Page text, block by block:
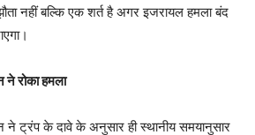
नहीं बल्कि एक शर्त है अगर इजरायल हमला बंद
रोका हमला
ने ट्रंप के दावे के अनुसार ही स्थानीय समयानुसार